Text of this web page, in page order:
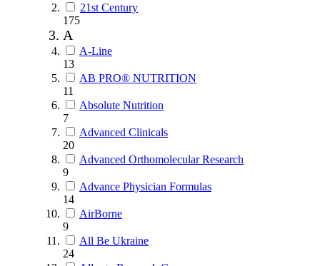
21st Century
175
A
A-Line
13
AB PRO® NUTRITION
11
Absolute Nutrition
7
Advanced Clinicals
20
Advanced Orthomolecular Research
9
Advance Physician Formulas
14
AirBorne
9
All Be Ukraine
24